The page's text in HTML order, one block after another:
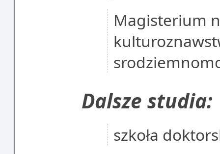
Magisterium
Dalsze studia:
szkoła